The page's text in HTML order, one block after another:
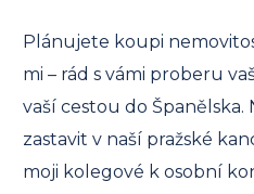
Plánujete koupi
mi – rád s vámi proberu
vaší cestou do
zastavit v naší pražské
moji kolegové k osobní